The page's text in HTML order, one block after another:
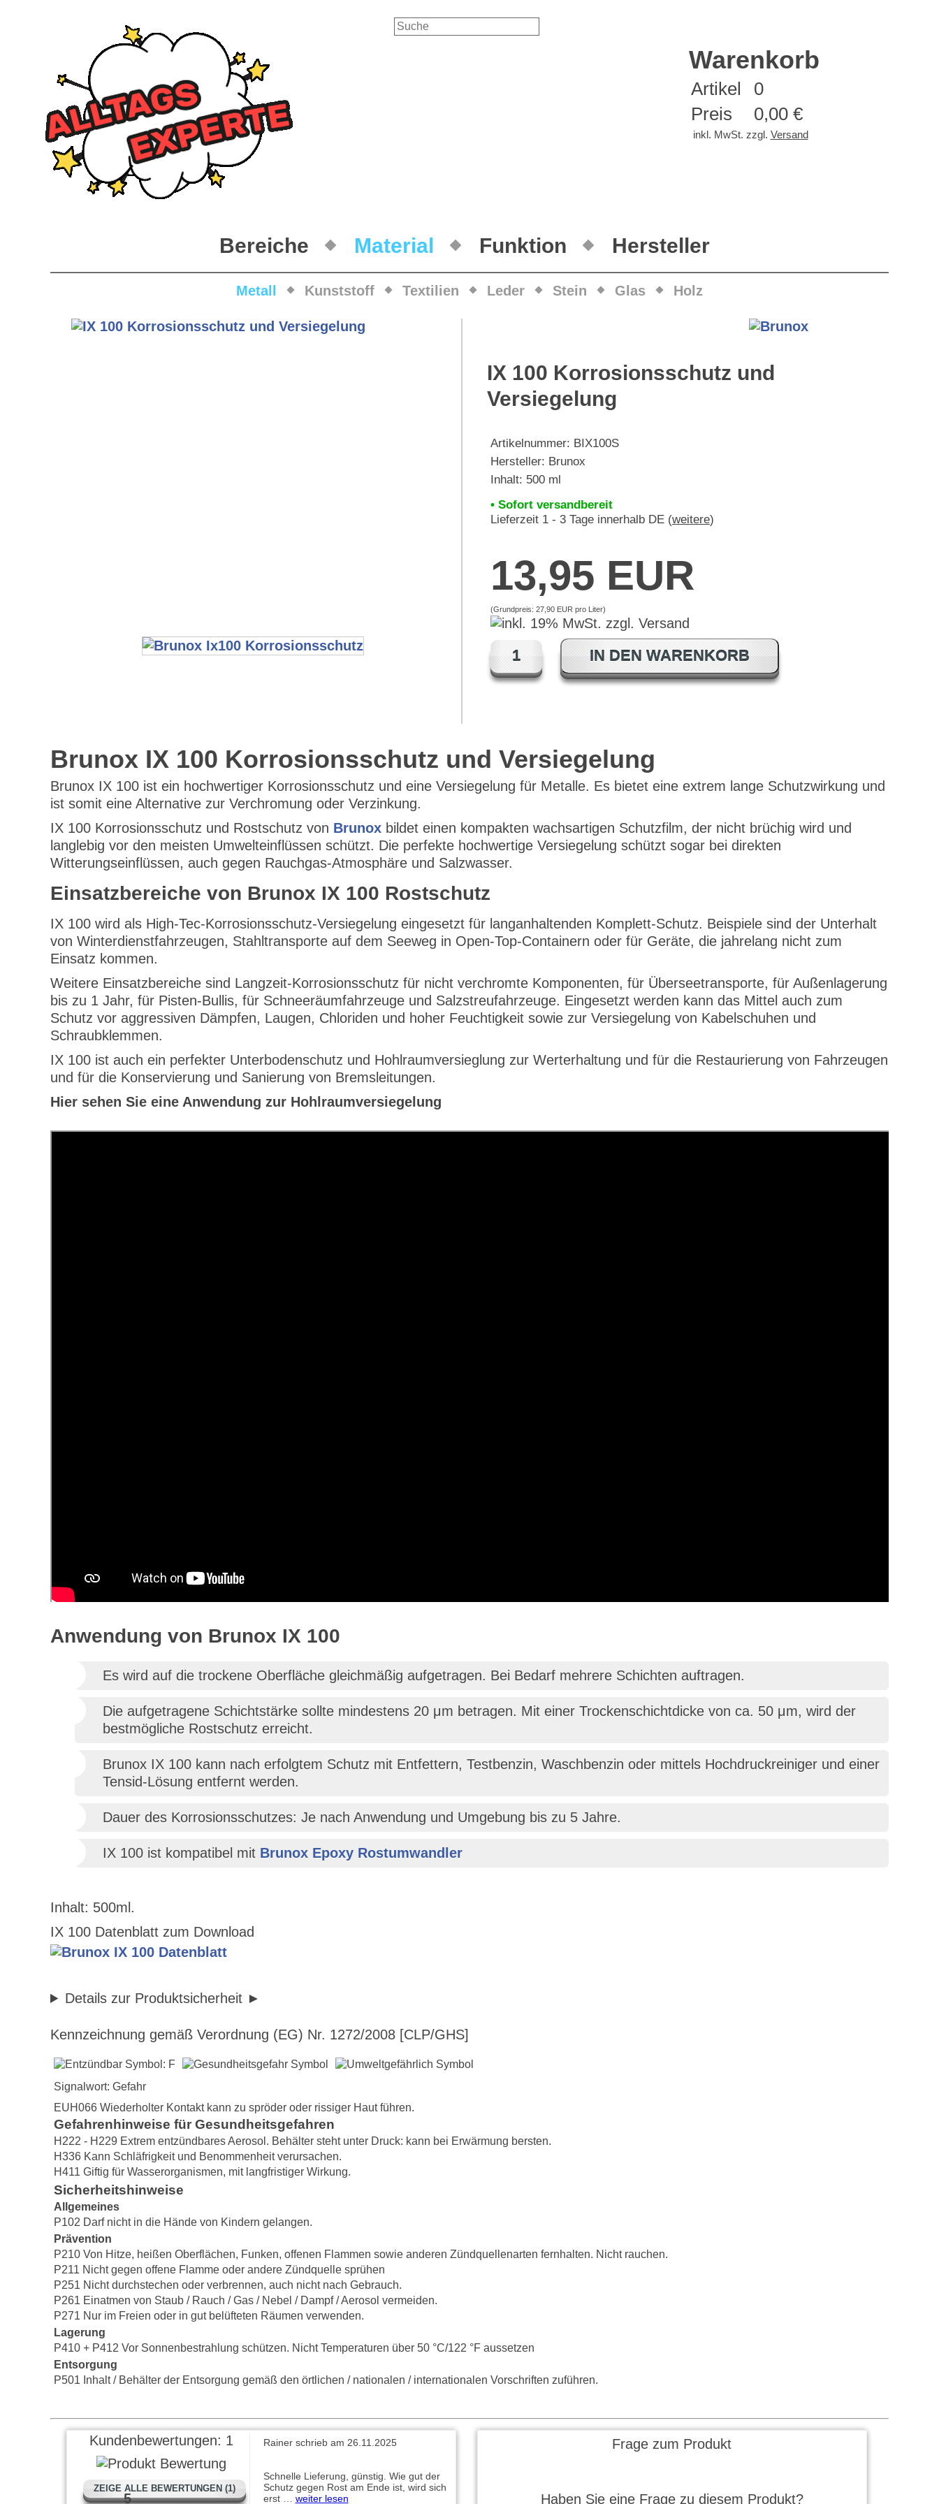
Warenkorb
Artikel
0
Preis
0,00 €
inkl. MwSt. zzgl. Versand
Bereiche Material Funktion Hersteller
Metall Kunststoff Textilien Leder Stein Glas Holz
IX 100 Korrosionsschutz und
Versiegelung
Artikelnummer: BIX100S
Hersteller: Brunox
Inhalt: 500 ml
• Sofort versandbereit
Lieferzeit 1 - 3 Tage innerhalb DE (weitere)
13,95 EUR
(Grundpreis: 27,90 EUR pro Liter)
IN DEN WARENKORB
Brunox IX 100 Korrosionsschutz und Versiegelung
Brunox IX 100 ist ein hochwertiger Korrosionsschutz und eine Versiegelung für Metalle. Es bietet eine extrem lange Schutzwirkung und
ist somit eine Alternative zur Verchromung oder Verzinkung.
IX 100 Korrosionsschutz und Rostschutz von Brunox bildet einen kompakten wachsartigen Schutzfilm, der nicht brüchig wird und
langlebig vor den meisten Umwelteinflüssen schützt. Die perfekte hochwertige Versiegelung schützt sogar bei direkten
Witterungseinflüssen, auch gegen Rauchgas-Atmosphäre und Salzwasser.
Einsatzbereiche von Brunox IX 100 Rostschutz
IX 100 wird als High-Tec-Korrosionsschutz-Versiegelung eingesetzt für langanhaltenden Komplett-Schutz. Beispiele sind der Unterhalt
von Winterdienstfahrzeugen, Stahltransporte auf dem Seeweg in Open-Top-Containern oder für Geräte, die jahrelang nicht zum
Einsatz kommen.
Weitere Einsatzbereiche sind Langzeit-Korrosionsschutz für nicht verchromte Komponenten, für Überseetransporte, für Außenlagerung
bis zu 1 Jahr, für Pisten-Bullis, für Schneeräumfahrzeuge und Salzstreufahrzeuge. Eingesetzt werden kann das Mittel auch zum
Schutz vor aggressiven Dämpfen, Laugen, Chloriden und hoher Feuchtigkeit sowie zur Versiegelung von Kabelschuhen und
Schraubklemmen.
IX 100 ist auch ein perfekter Unterbodenschutz und Hohlraumversieglung zur Werterhaltung und für die Restaurierung von Fahrzeugen
und für die Konservierung und Sanierung von Bremsleitungen.
Hier sehen Sie eine Anwendung zur Hohlraumversiegelung
Anwendung von Brunox IX 100
Es wird auf die trockene Oberfläche gleichmäßig aufgetragen. Bei Bedarf mehrere Schichten auftragen.
Die aufgetragene Schichtstärke sollte mindestens 20 μm betragen. Mit einer Trockenschichtdicke von ca. 50 μm, wird der
bestmögliche Rostschutz erreicht.
Brunox IX 100 kann nach erfolgtem Schutz mit Entfettern, Testbenzin, Waschbenzin oder mittels Hochdruckreiniger und einer
Tensid-Lösung entfernt werden.
Dauer des Korrosionsschutzes: Je nach Anwendung und Umgebung bis zu 5 Jahre.
IX 100 ist kompatibel mit Brunox Epoxy Rostumwandler
Inhalt: 500ml.
IX 100 Datenblatt zum Download
Details zur Produktsicherheit
Kennzeichnung gemäß Verordnung (EG) Nr. 1272/2008 [CLP/GHS]
Signalwort: Gefahr
EUH066 Wiederholter Kontakt kann zu spröder oder rissiger Haut führen.
Gefahrenhinweise für Gesundheitsgefahren
H222 - H229 Extrem entzündbares Aerosol. Behälter steht unter Druck: kann bei Erwärmung bersten.
H336 Kann Schläfrigkeit und Benommenheit verursachen.
H411 Giftig für Wasserorganismen, mit langfristiger Wirkung.
Sicherheitshinweise
Allgemeines
P102 Darf nicht in die Hände von Kindern gelangen.
Prävention
P210 Von Hitze, heißen Oberflächen, Funken, offenen Flammen sowie anderen Zündquellenarten fernhalten. Nicht rauchen.
P211 Nicht gegen offene Flamme oder andere Zündquelle sprühen
P251 Nicht durchstechen oder verbrennen, auch nicht nach Gebrauch.
P261 Einatmen von Staub / Rauch / Gas / Nebel / Dampf / Aerosol vermeiden.
P271 Nur im Freien oder in gut belüfteten Räumen verwenden.
Lagerung
P410 + P412 Vor Sonnenbestrahlung schützen. Nicht Temperaturen über 50 °C/122 °F aussetzen
Entsorgung
P501 Inhalt / Behälter der Entsorgung gemäß den örtlichen / nationalen / internationalen Vorschriften zuführen.
Kundenbewertungen: 1
5
ZEIGE ALLE BEWERTUNGEN (1)
Rainer schrieb am 26.11.2025
Schnelle Lieferung, günstig. Wie gut der
Schutz gegen Rost am Ende ist, wird sich
erst … weiter lesen
Frage zum Produkt
Haben Sie eine Frage zu diesem Produkt?